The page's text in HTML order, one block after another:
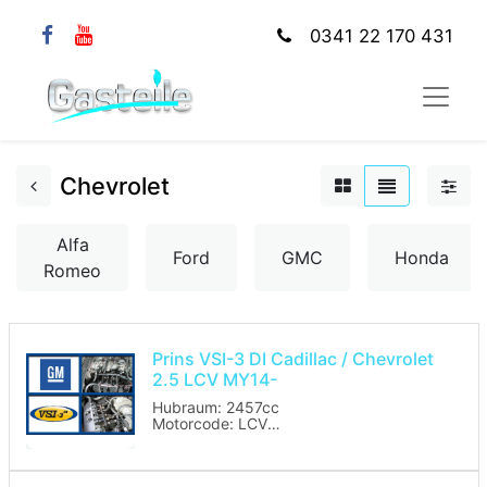
0341 22 170 431
Chevrolet
Alfa
Romeo
Ford GMC Honda
Prins VSI-3 DI Cadillac / Chevrolet
2.5 LCV MY14-
Hubraum: 2457cc
Motorcode: LCV
Benzinsteuergerät: AC Delco /